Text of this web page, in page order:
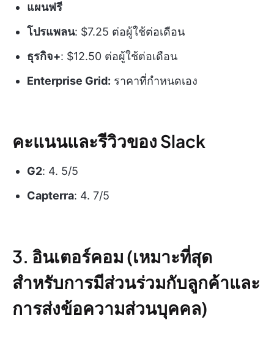
แผนฟรี
โปรแพลน: $7.25 ต่อผู้ใช้ต่อเดือน
ธุรกิจ+: $12.50 ต่อผู้ใช้ต่อเดือน
Enterprise Grid: ราคาที่กำหนดเอง
คะแนนและรีวิวของ Slack
G2: 4. 5/5
Capterra: 4. 7/5
3. อินเตอร์คอม (เหมาะที่สุด
สำหรับการมีส่วนร่วมกับลูกค้าและ
การส่งข้อความส่วนบุคคล)